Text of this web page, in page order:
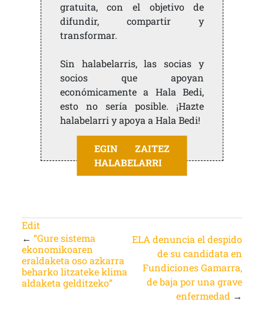
gratuita, con el objetivo de
difundir, compartir y
transformar.
Sin halabelarris, las socias y
socios que apoyan
económicamente a Hala Bedi,
esto no sería posible. ¡Hazte
halabelarri y apoya a Hala Bedi!
EGIN ZAITEZ
HALABELARRI
Edit
← “Gure sistema
ekonomikoaren
eraldaketa oso azkarra
beharko litzateke klima
aldaketa gelditzeko”
ELA denuncia el despido
de su candidata en
Fundiciones Gamarra,
de baja por una grave
enfermedad →